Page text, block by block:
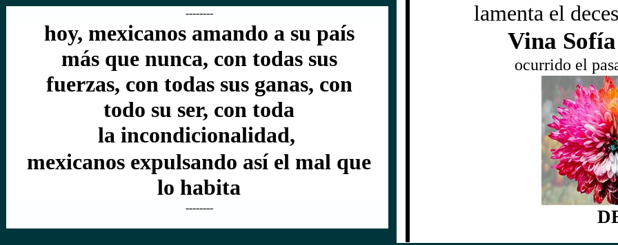
--------
hoy, mexicanos amando a su país
más que nunca, con todas sus
fuerzas, con todas sus ganas, con
todo su ser, con toda
la incondicionalidad,
mexicanos expulsando así el mal que
lo habita
--------
lamenta el
Vina
ocurrido el